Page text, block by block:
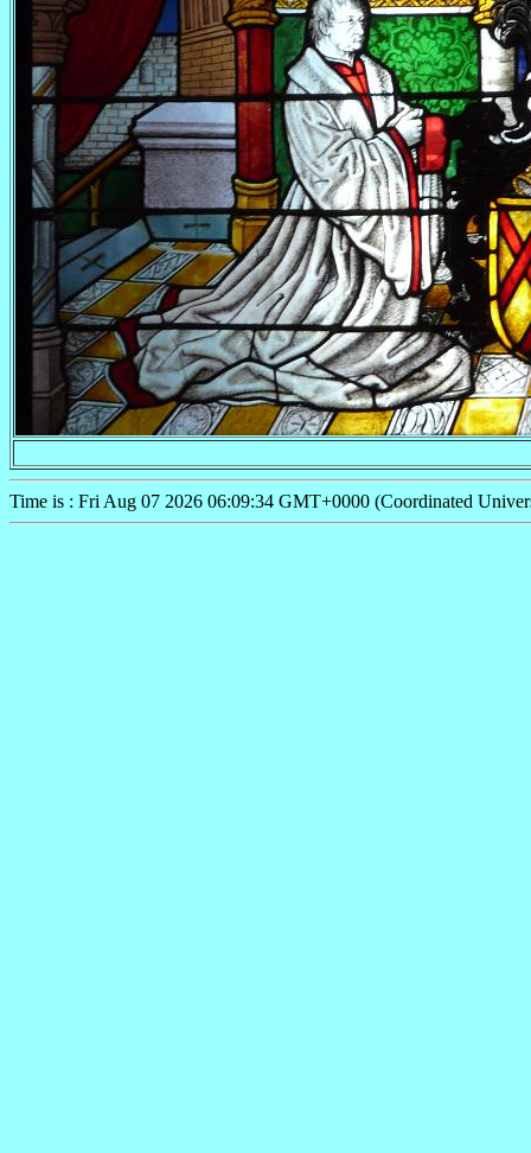
Time is : Fri Aug 07 2026 06:09:34 GMT+0000 (Coordinated